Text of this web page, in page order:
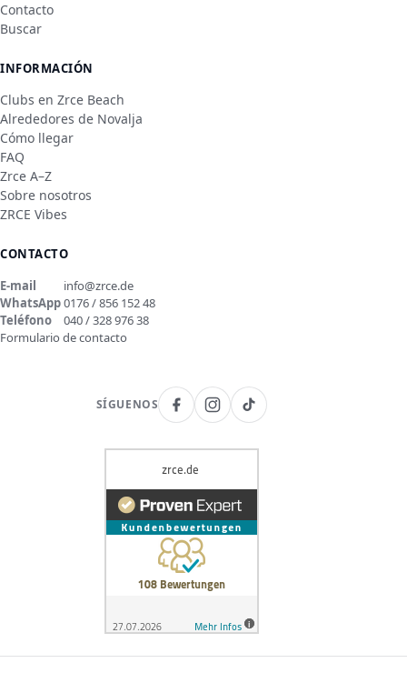
Contacto
Buscar
INFORMACIÓN
Clubs en Zrce Beach
Alrededores de Novalja
Cómo llegar
FAQ
Zrce A–Z
Sobre nosotros
ZRCE Vibes
CONTACTO
E-mail
info@zrce.de
WhatsApp0176 / 856 152 48
Teléfono
040 / 328 976 38
Formulario de contacto
SÍGUENOS